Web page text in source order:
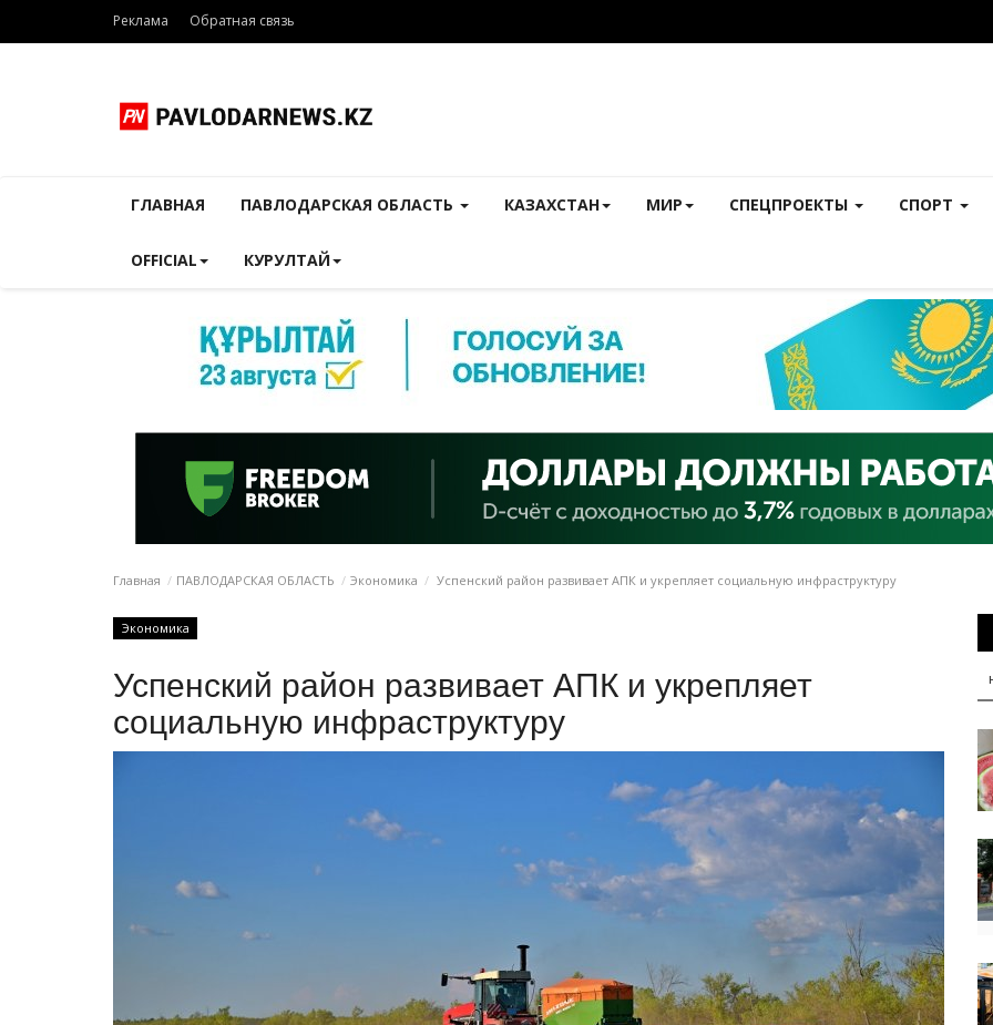
Реклама Обратная связь
ГЛАВНАЯ ПАВЛОДАРСКАЯ ОБЛАСТЬ КАЗАХСТАН МИР СПЕЦПРОЕКТЫ СПОРТ
OFFICIAL КУРУЛТАЙ
Главная ПАВЛОДАРСКАЯ ОБЛАСТЬ Экономика Успенский район развивает АПК и укрепляет социальную инфраструктуру
Экономика
Успенский район развивает АПК и укрепляет
социальную инфраструктуру